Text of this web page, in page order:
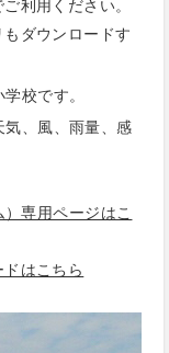
利用ください。
ダウンロードす
校です。
、風、雨量、感
専用ページはこ
はこちら